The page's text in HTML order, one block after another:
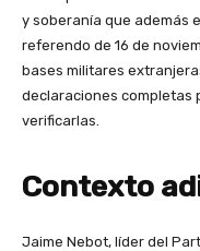
y soberanía que además
referendo de 16 de
bases militares
declaraciones completas
verificarlas.
Contexto
Jaime Nebot, líder del